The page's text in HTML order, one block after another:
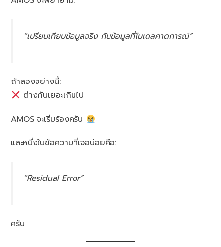
“เปรียบเทียบข้อมูลจริง กับข้อมูลที่โมเดลคาดการณ์”
ถ้าสองอย่างนี้:
ต่างกันเยอะเกินไป
AMOS จะเริ่มร้องครับ
และหนึ่งในข้อความที่เจอบ่อยคือ:
“Residual Error”
ครับ